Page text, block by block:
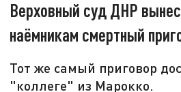
Верховный суд ДНР
наёмникам смертный
Тот же самый приговор
"коллеге" из Марокко.